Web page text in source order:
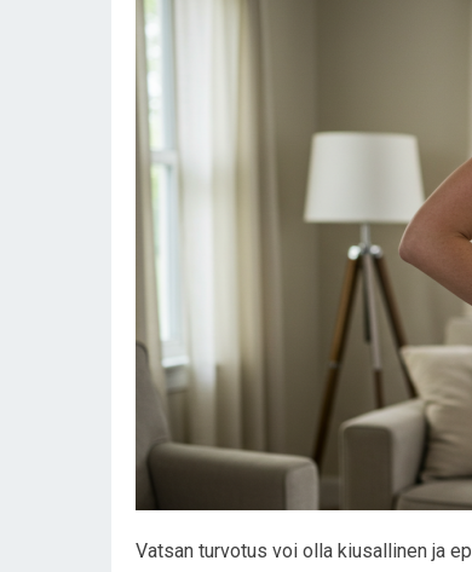
Vatsan turvotus voi olla kiusallinen ja